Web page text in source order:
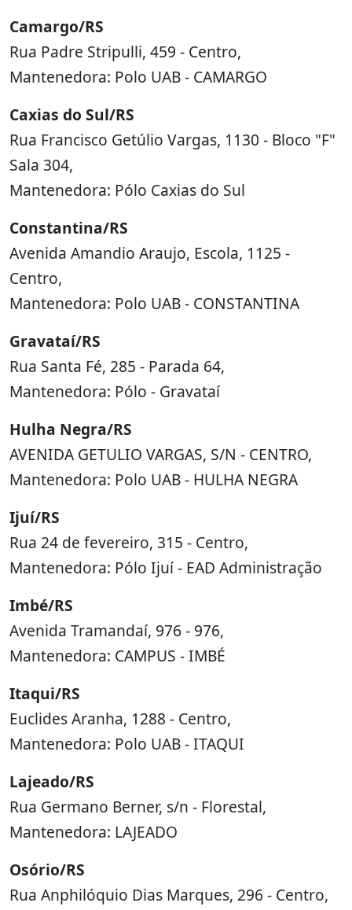
Camargo/RS
Rua Padre Stripulli, 459 - Centro,
Mantenedora: Polo UAB - CAMARGO
Caxias do Sul/RS
Rua Francisco Getúlio Vargas, 1130 - Bloco "F"
Sala 304,
Mantenedora: Pólo Caxias do Sul
Constantina/RS
Avenida Amandio Araujo, Escola, 1125 -
Centro,
Mantenedora: Polo UAB - CONSTANTINA
Gravataí/RS
Rua Santa Fé, 285 - Parada 64,
Mantenedora: Pólo - Gravataí
Hulha Negra/RS
AVENIDA GETULIO VARGAS, S/N - CENTRO,
Mantenedora: Polo UAB - HULHA NEGRA
Ijuí/RS
Rua 24 de fevereiro, 315 - Centro,
Mantenedora: Pólo Ijuí - EAD Administração
Imbé/RS
Avenida Tramandaí, 976 - 976,
Mantenedora: CAMPUS - IMBÉ
Itaqui/RS
Euclides Aranha, 1288 - Centro,
Mantenedora: Polo UAB - ITAQUI
Lajeado/RS
Rua Germano Berner, s/n - Florestal,
Mantenedora: LAJEADO
Osório/RS
Rua Anphilóquio Dias Marques, 296 - Centro,